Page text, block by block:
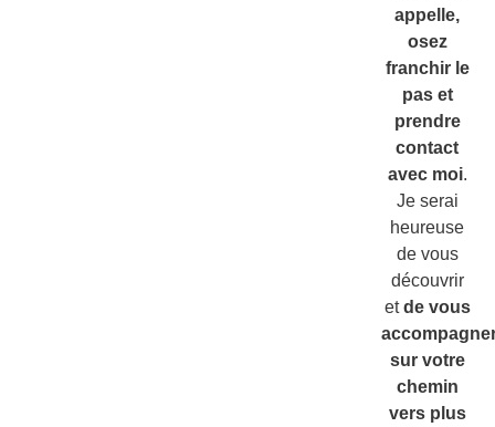
appelle,
osez
franchir le
pas et
prendre
contact
avec moi.
Je serai
heureuse
de vous
découvrir
etde vous
sur votre
chemin
vers plus